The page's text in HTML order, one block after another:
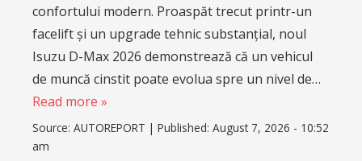
confortului modern. Proaspăt trecut printr-un
facelift și un upgrade tehnic substanțial, noul
Isuzu D-Max 2026 demonstrează că un vehicul
de muncă cinstit poate evolua spre un nivel de…
Read more »
Source: AUTOREPORT | Published: August 7, 2026 - 10:52
am